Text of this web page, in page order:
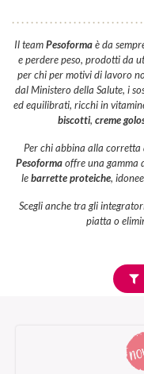
Il teamPesoformaè da
e perdere peso, prodotti da
per chi per motivi di lavoro
dal Ministero della Salute, i
ed equilibrati, ricchi in
biscotti, creme
Per chi abbina alla
Pesoformaoffre una gamma
lebarrette proteiche,
Scegli anche tra gli
piatta o